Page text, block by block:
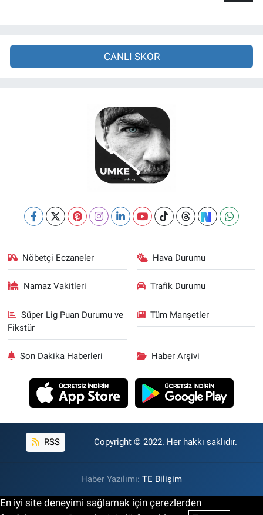
CANLI SKOR
Nöbetçi Eczaneler Hava Durumu
Namaz Vakitleri Trafik Durumu
Süper Lig Puan Durumu ve
Fikstür
Tüm Manşetler
Son Dakika Haberleri Haber Arşivi
RSS Copyright © 2022. Her hakkı saklıdır.
Haber Yazılımı: TE Bilişim
En iyi site deneyimi sağlamak için çerezlerden